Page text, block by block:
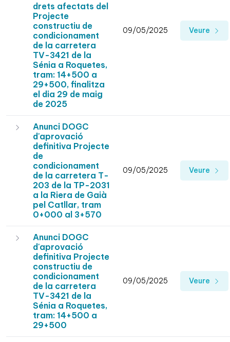
drets afectats del
Projecte
constructiu de
condicionament
de la carretera
TV-3421 de la
Sénia a Roquetes,
tram: 14+500 a
29+500, finalitza
el dia 29 de maig
de 2025
09/05/2025 Veure
Anunci DOGC
d'aprovació
definitiva Projecte
de
condicionament
de la carretera T-
203 de la TP-2031
a la Riera de Gaià
pel Catllar, tram
0+000 al 3+570
09/05/2025 Veure
Anunci DOGC
d'aprovació
definitiva Projecte
constructiu de
condicionament
de la carretera
TV-3421 de la
Sénia a Roquetes,
tram: 14+500 a
29+500
09/05/2025 Veure